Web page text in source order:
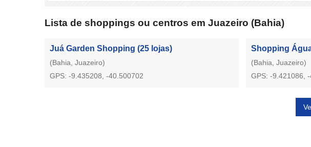
Lista de shoppings ou centros em Juazeiro (Bahia)
Juá Garden Shopping (25 lojas)
(Bahia, Juazeiro)
GPS: -9.435208, -40.500702
Shopping
(Bahia, Juazeiro)
GPS: -9.421086,